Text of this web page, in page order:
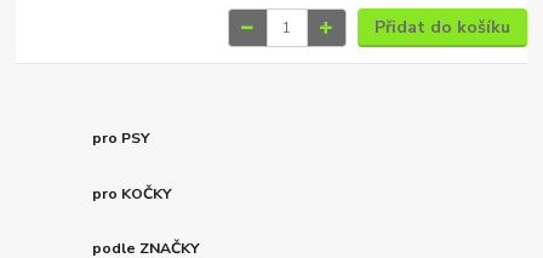
Přidat do košíku
pro PSY
pro KOČKY
podle ZNAČKY